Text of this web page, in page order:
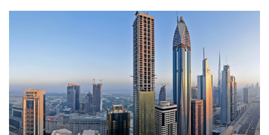
动、深化提升行动成果，以增强国企核心功能、提升核
心竞争力为主线，确立三个集中布局调整、现代公司治